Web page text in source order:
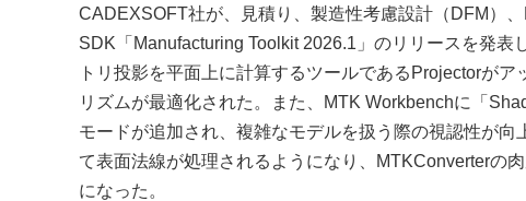
CADEXSOFT社が、見積り、製造性考慮設計（DFM）
SDK「Manufacturing Toolkit 2026.1」のリリースを発
トリ投影を平面上に計算するツールであるProjectorが
リズムが最適化された。また、MTK Workbenchに「
モードが追加され、複雑なモデルを扱う際の視認性が
て表面法線が処理されるようになり、MTKConverterの
になった。